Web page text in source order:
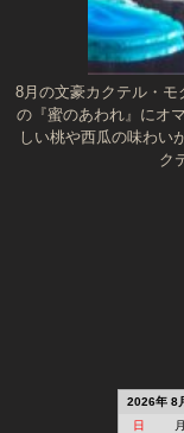
8月の文豪カクテル・
の『蜜のあわれ』にオ
しい桃や西瓜の味わい
ク
2026年 8
日
月